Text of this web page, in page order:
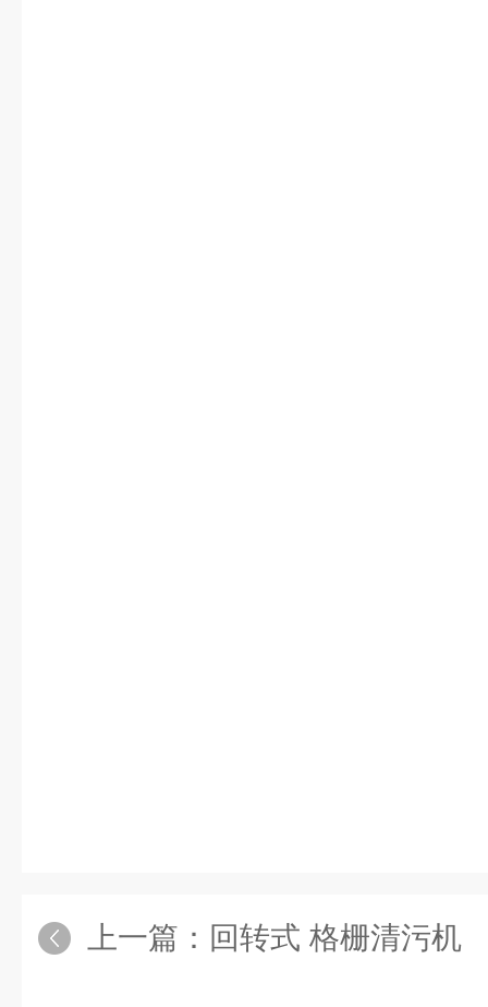
上一篇： 回转式 格栅清污机